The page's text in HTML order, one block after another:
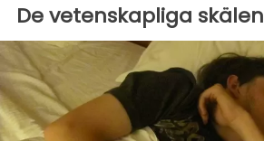
De vetenskapliga skälen